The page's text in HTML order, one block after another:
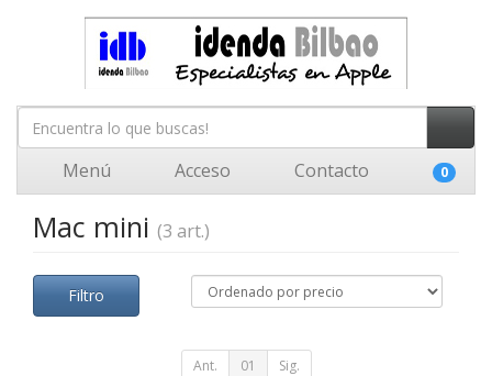
Menú Acceso Contacto 0
Mac mini (3 art.)
Filtro
Ant. 01 Sig.